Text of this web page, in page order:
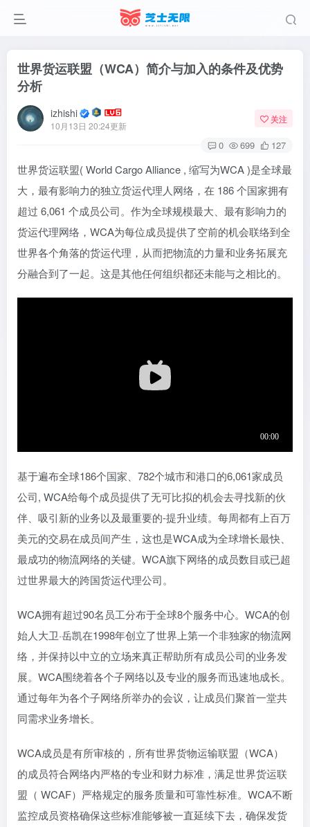
世界货运联盟（WCA）简介与加入的条件及优势
分析
izhishi
10月13日 20:24更新
关注
0 699 127
世界货运联盟( World Cargo Alliance , 缩写为WCA )是全球最
大，最有影响力的独立货运代理人网络，在 186 个国家拥有
超过 6,061 个成员公司。作为全球规模最大、最有影响力的
货运代理网络，WCA为每位成员提供了空前的机会联络到全
世界各个角落的货运代理，从而把物流的力量和业务拓展充
分融合到了一起。这是其他任何组织都还未能与之相比的。
基于遍布全球186个国家、782个城市和港口的6,061家成员
公司, WCA给每个成员提供了无可比拟的机会去寻找新的伙
伴、吸引新的业务以及最重要的-提升业绩。每周都有上百万
美元的交易在成员间产生，这也是WCA成为全球增长最快、
最成功的物流网络的关键。WCA旗下网络的成员数目或已超
过世界最大的跨国货运代理公司。
WCA拥有超过90名员工分布于全球8个服务中心。WCA的创
始人大卫·岳凯在1998年创立了世界上第一个非独家的物流网
络，并保持以中立的立场来真正帮助所有成员公司的业务发
展。WCA围绕着各个子网络以及专业的服务而迅速地成长。
通过每年为各个子网络所举办的会议，让成员们聚首一堂共
同需求业务增长。
WCA成员是有所审核的，所有世界货物运输联盟（WCA）
的成员符合网络内严格的专业和财力标准，满足世界货运联
盟（ WCAF）严格规定的服务质量和可靠性标准。WCA不断
监控成员资格确保这些标准能够被一直延续下去，确保发货